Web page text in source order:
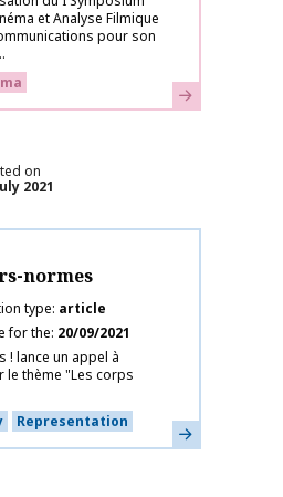
et Analyse Filmique
pour son
Learn more
on
2021
normes
type article
for the 20/09/2021
! lance un appel à
le thème "Les corps
Representation Learn more